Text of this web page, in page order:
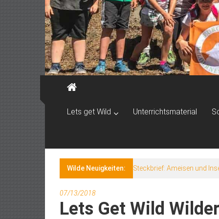
Lets get Wild Unterrichtsmaterial
Wilde Neuigkeiten: Steckbrief: Ameisen und
07/13/2018
Lets Get Wild